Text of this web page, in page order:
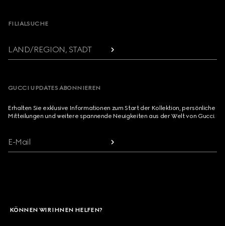
FILIALSUCHE
LAND/REGION, STADT
GUCCI UPDATES ABONNIEREN
Erhalten Sie exklusive Informationen zum Start der Kollektion, persönliche
Mitteilungen und weitere spannende Neuigkeiten aus der Welt von Gucci.
E-Mail
KÖNNEN WIR IHNEN HELFEN?